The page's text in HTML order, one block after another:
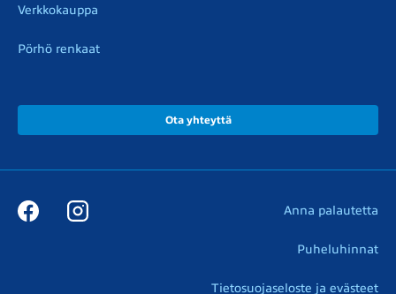
Verkkokauppa
Pörhö renkaat
Ota yhteyttä
Anna palautetta
Puheluhinnat
Tietosuojaseloste ja evästeet